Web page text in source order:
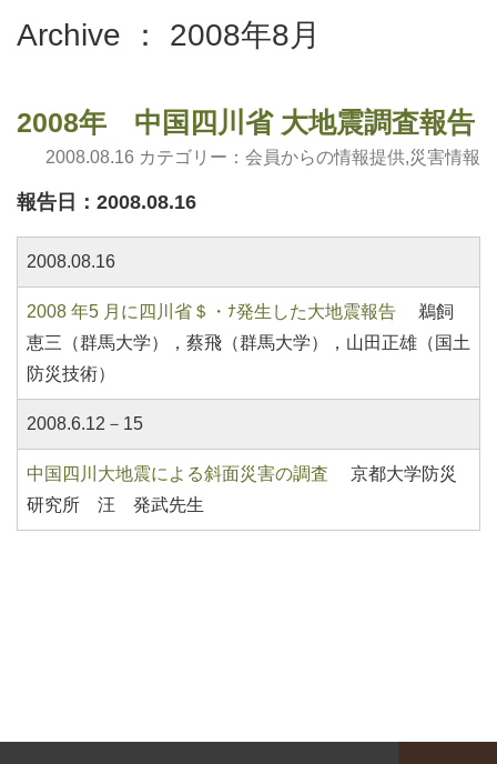
Archive ： 2008年8月
2008年 中国四川省 大地震調査報告
2008.08.16 カテゴリー： 会員からの情報提供,災害情報
報告日：2008.08.16
2008.08.16
2008 年5 月に四川省＄・ﾅ発生した大地震報告 鵜飼
恵三（群馬大学），蔡飛（群馬大学），山田正雄（国土
防災技術）
2008.6.12－15
中国四川大地震による斜面災害の調査 京都大学防災
研究所 汪 発武先生